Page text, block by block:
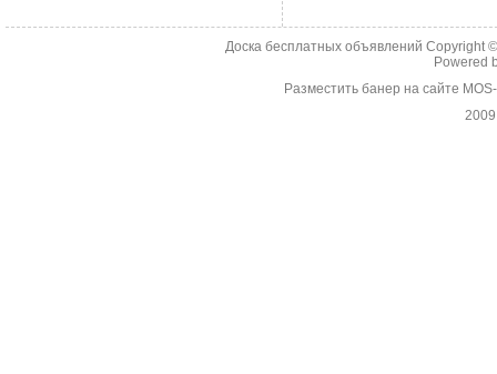
Доска бесплатных объявлений Copyright
Powered
Разместить банер на сайте